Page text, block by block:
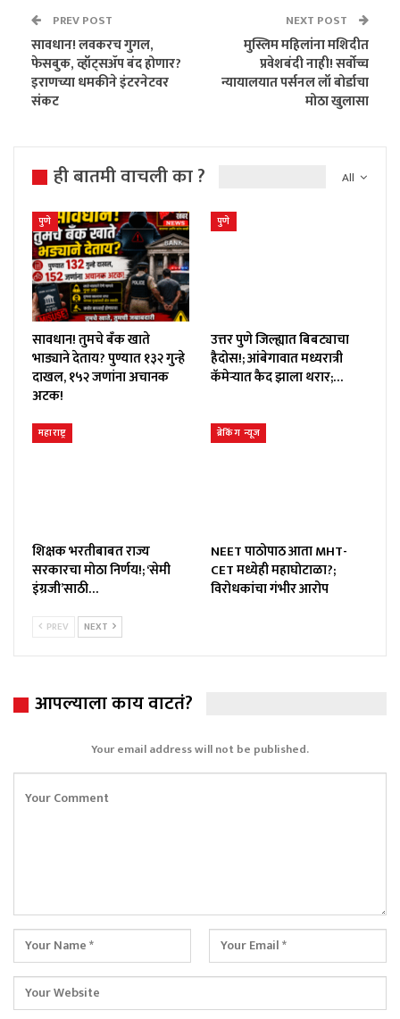
PREV POST
सावधान! लवकरच गुगल,
फेसबुक, व्हॉट्सॲप बंद होणार?
इराणच्या धमकीने इंटरनेटवर
संकट
NEXT POST
मुस्लिम महिलांना मशिदीत
प्रवेशबंदी नाही! सर्वोच्च
न्यायालयात पर्सनल लॉ बोर्डाचा
मोठा खुलासा
All
ही बातमी वाचली का ?
पुणे
सावधान! तुमचे बँक खाते
भाड्याने देताय? पुण्यात १३२ गुन्हे
दाखल, १५२ जणांना अचानक
अटक!
पुणे
उत्तर पुणे जिल्ह्यात बिबट्याचा
हैदोस!; आंबेगावात मध्यरात्री
कॅमेऱ्यात कैद झाला थरार;…
महाराष्ट्र
शिक्षक भरतीबाबत राज्य
सरकारचा मोठा निर्णय!; ‘सेमी
इंग्रजी’साठी…
ब्रेकिंग न्यूज
NEET पाठोपाठ आता MHT-
CET मध्येही महाघोटाळा?;
विरोधकांचा गंभीर आरोप
PREV NEXT
आपल्याला काय वाटतं?
Your email address will not be published.